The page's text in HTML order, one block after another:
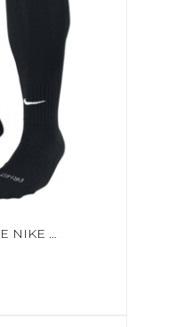
GETRY PIŁKARSKIE NIKE CLASSIC II CUSH OTC CZARNE SX5728 010 /394386 010